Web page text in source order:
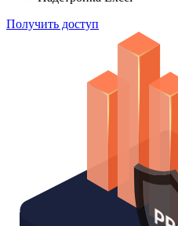
Получить доступ